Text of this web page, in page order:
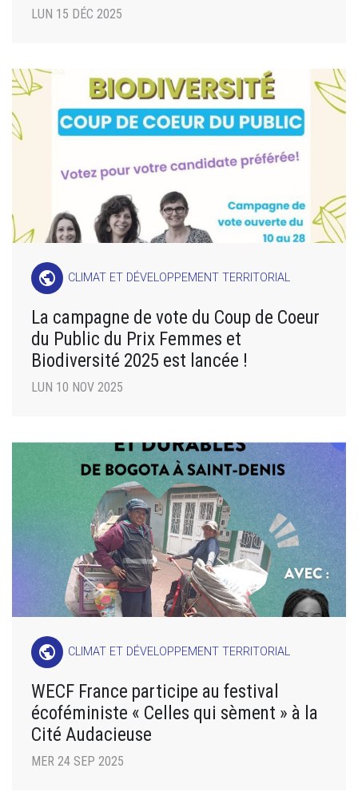
LUN 15 DÉC 2025
public CLIMAT ET DÉVELOPPEMENT TERRITORIAL
La campagne de vote du Coup de Coeur
du Public du Prix Femmes et
Biodiversité 2025 est lancée !
LUN 10 NOV 2025
public CLIMAT ET DÉVELOPPEMENT TERRITORIAL
WECF France participe au festival
écoféministe « Celles qui sèment » à la
Cité Audacieuse
MER 24 SEP 2025